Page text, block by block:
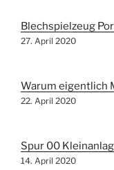
Blechspielzeug
27. April 2020
Warum eigentlich
22. April 2020
Spur 00
14. April 2020